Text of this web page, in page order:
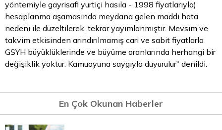
yöntemiyle gayrisafi yurtiçi hasıla - 1998 fiyatlarıyla)
hesaplanma aşamasında meydana gelen maddi hata
nedeni ile düzeltilerek, tekrar yayımlanmıştır. Mevsim ve
takvim etkisinden arındırılmamış cari ve sabit fiyatlarla
GSYH büyüklüklerinde ve büyüme oranlarında herhangi bir
değişiklik yoktur. Kamuoyuna saygıyla duyurulur" denildi.
En Çok Okunan Haberler